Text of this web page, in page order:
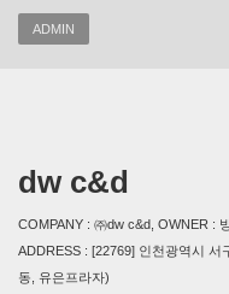
ADMIN
dw c&d
COMPANY : ㈜dw c&d, OWNER :
ADDRESS : [22769] 인천광역시
동, 유은프라자)